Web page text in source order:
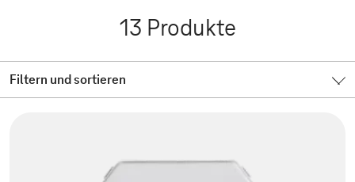
13 Produkte
Filtern und sortieren